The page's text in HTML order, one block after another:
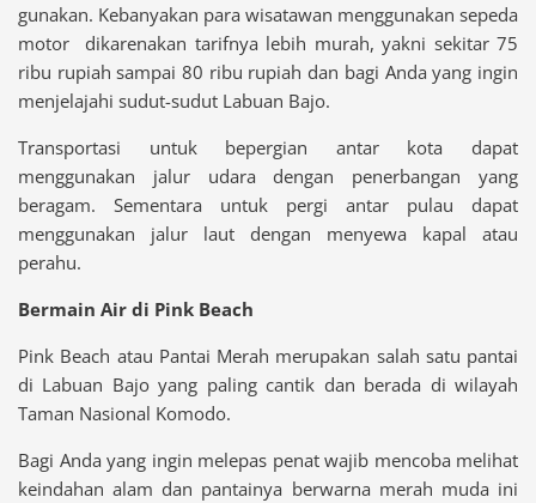
gunakan. Kebanyakan para wisatawan menggunakan sepeda
motor dikarenakan tarifnya lebih murah, yakni sekitar 75
ribu rupiah sampai 80 ribu rupiah dan bagi Anda yang ingin
menjelajahi sudut-sudut Labuan Bajo.
Transportasi untuk bepergian antar kota dapat
menggunakan jalur udara dengan penerbangan yang
beragam. Sementara untuk pergi antar pulau dapat
menggunakan jalur laut dengan menyewa kapal atau
perahu.
Bermain Air di Pink Beach
Pink Beach atau Pantai Merah merupakan salah satu pantai
di Labuan Bajo yang paling cantik dan berada di wilayah
Taman Nasional Komodo.
Bagi Anda yang ingin melepas penat wajib mencoba melihat
keindahan alam dan pantainya berwarna merah muda ini